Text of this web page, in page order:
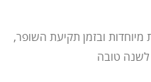
ובזמן תקיעת השופר,
לשנה טובה